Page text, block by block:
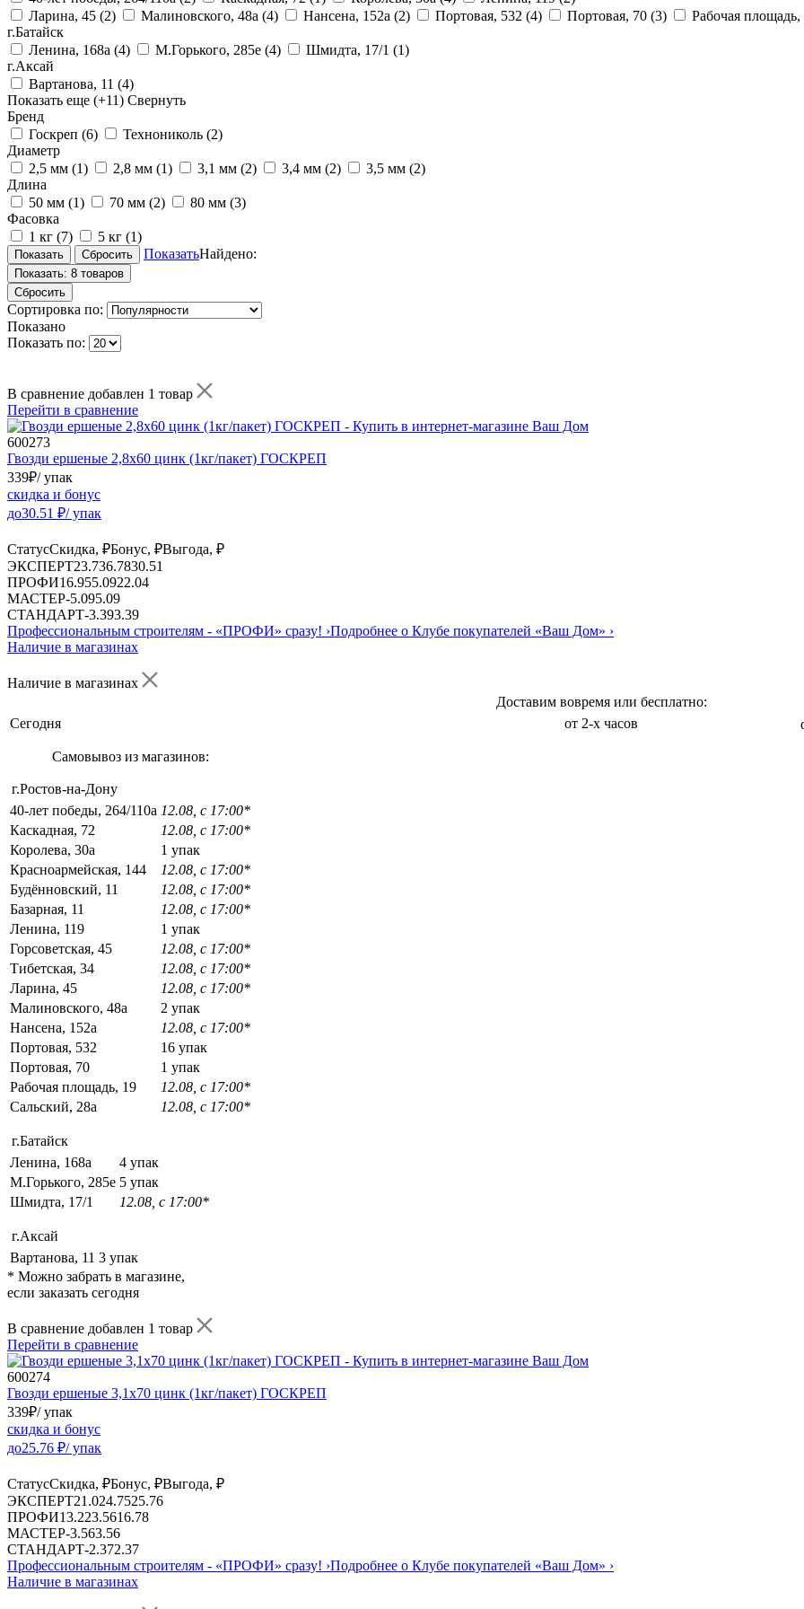
Ларина, 45 (2) Малиновского, 48а (4) Нансена, 152а (2) Портовая, 532 (4) Портовая, 70 (3) Рабочая площадь,
г.Батайск
Ленина, 168а (4) М.Горького, 285е (4) Шмидта, 17/1 (1)
г.Аксай
Вартанова, 11 (4)
Показать еще (+11) Свернуть
Бренд
Госкреп (6) Технониколь (2)
Диаметр
2,5 мм (1) 2,8 мм (1) 3,1 мм (2) 3,4 мм (2) 3,5 мм (2)
Длина
50 мм (1) 70 мм (2) 80 мм (3)
Фасовка
1 кг (7) 5 кг (1)
ПоказатьНайдено:
Показать: 8 товаров
Сбросить
Сортировка по:
Показано
Показать по:
В сравнение добавлен 1 товар
Перейти в сравнение
600273
Гвозди ершеные 2,8х60 цинк (1кг/пакет) ГОСКРЕП
339₽/ упак
скидка и бонус
до30.51 ₽/ упак
СтатусСкидка, ₽Бонус, ₽Выгода, ₽
ЭКСПЕРТ23.736.7830.51
ПРОФИ16.955.0922.04
МАСТЕР-5.095.09
СТАНДАРТ-3.393.39
Профессиональным строителям - «ПРОФИ» сразу! ›Подробнее о Клубе покупателей «Ваш Дом» ›
Наличие в магазинах
Наличие в магазинах
Доставим вовремя или бесплатно:
Сегодня
от 2-х часов
Самовывоз из магазинов:
г.Ростов-на-Дону
40-лет победы, 264/110а 12.08, с 17:00*
Каскадная, 72
12.08, с 17:00*
Королева, 30а
1 упак
Красноармейская, 144
12.08, с 17:00*
Будённовский, 11
12.08, с 17:00*
Базарная, 11
12.08, с 17:00*
Ленина, 119
1 упак
Горсоветская, 45
12.08, с 17:00*
Тибетская, 34
12.08, с 17:00*
Ларина, 45
12.08, с 17:00*
Малиновского, 48а
2 упак
Нансена, 152а
12.08, с 17:00*
Портовая, 532
16 упак
Портовая, 70
1 упак
Рабочая площадь, 19
12.08, с 17:00*
Сальский, 28a
12.08, с 17:00*
г.Батайск
Ленина, 168а
4 упак
М.Горького, 285е 5 упак
Шмидта, 17/1
12.08, с 17:00*
г.Аксай
Вартанова, 11 3 упак
* Можно забрать в магазине,
если заказать сегодня
В сравнение добавлен 1 товар
Перейти в сравнение
600274
Гвозди ершеные 3,1х70 цинк (1кг/пакет) ГОСКРЕП
339₽/ упак
скидка и бонус
до25.76 ₽/ упак
СтатусСкидка, ₽Бонус, ₽Выгода, ₽
ЭКСПЕРТ21.024.7525.76
ПРОФИ13.223.5616.78
МАСТЕР-3.563.56
СТАНДАРТ-2.372.37
Профессиональным строителям - «ПРОФИ» сразу! ›Подробнее о Клубе покупателей «Ваш Дом» ›
Наличие в магазинах